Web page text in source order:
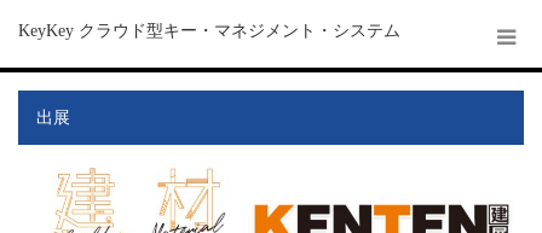
KeyKey クラウド型キー・マネジメント・システム
出展